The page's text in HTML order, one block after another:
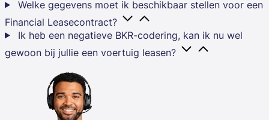
Welke gegevens moet ik beschikbaar stellen voor een
Financial Leasecontract?
Ik heb een negatieve BKR-codering, kan ik nu wel
gewoon bij jullie een voertuig leasen?